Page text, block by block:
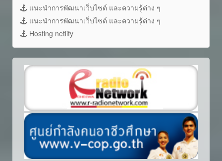
แนะนำการพัฒนาเว็บไซต์ และความรู้ต่าง ๆ
แนะนำการพัฒนาเว็บไซต์ และความรู้ต่าง ๆ
Hosting netlify